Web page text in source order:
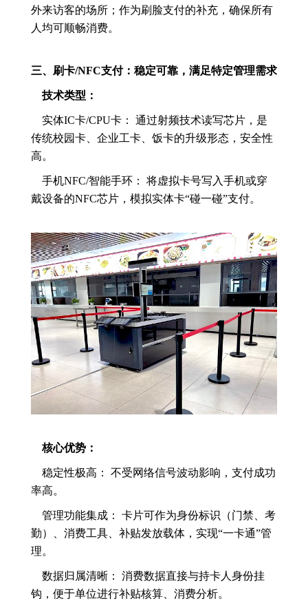
外来访客的场所；作为刷脸支付的补充，确保所有
人均可顺畅消费。
三、刷卡/NFC支付：稳定可靠，满足特定管理需求
技术类型：
实体IC卡/CPU卡： 通过射频技术读写芯片，是
传统校园卡、企业工卡、饭卡的升级形态，安全性
高。
手机NFC/智能手环： 将虚拟卡号写入手机或穿
戴设备的NFC芯片，模拟实体卡“碰一碰”支付。
核心优势：
稳定性极高： 不受网络信号波动影响，支付成功
率高。
管理功能集成： 卡片可作为身份标识（门禁、考
勤）、消费工具、补贴发放载体，实现“一卡通”管
理。
数据归属清晰： 消费数据直接与持卡人身份挂
钩，便于单位进行补贴核算、消费分析。